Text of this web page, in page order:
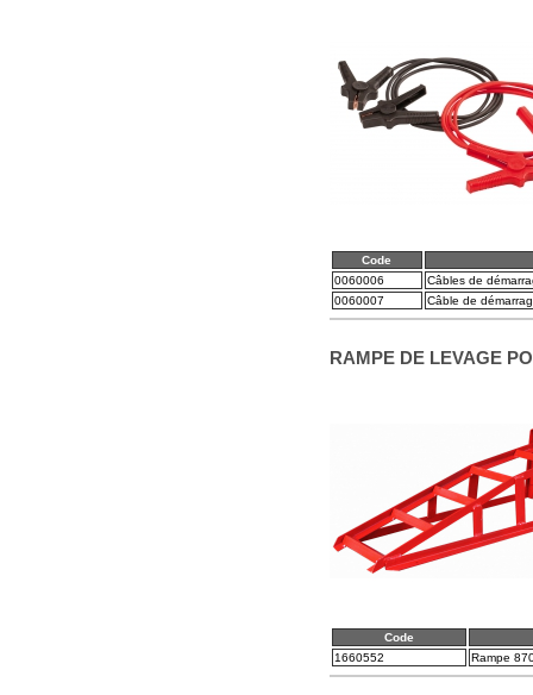
Code
0060006
Câbles de
0060007
Câble de
RAMPE DE LEVAGE
Code
1660552
Rampe